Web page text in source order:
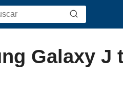
Galaxy J